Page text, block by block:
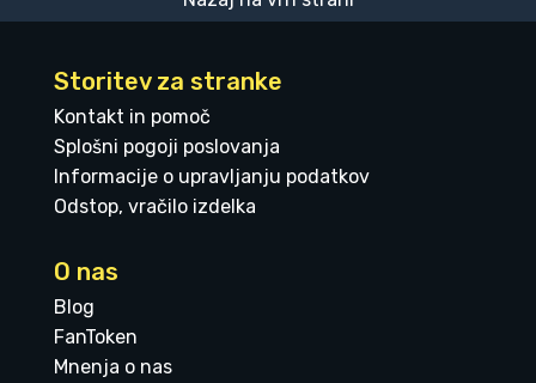
Storitev za stranke
Kontakt in pomoč
Splošni pogoji poslovanja
Informacije o upravljanju podatkov
Odstop, vračilo izdelka
O nas
Blog
FanToken
Mnenja o nas